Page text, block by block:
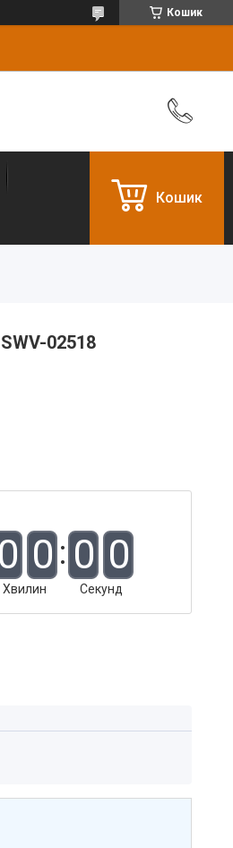
Кошик
Кошик
02518
0 0
Хвилин
0 0
Секунд